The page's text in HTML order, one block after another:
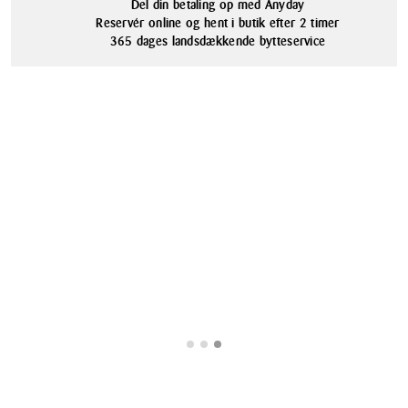
Håndopvask anbefales
Mål: 35 x 11 x 2,5 cm
Del din betaling op med Anyday
Reservér online og hent i butik efter 2 timer
365 dages landsdækkende bytteservice